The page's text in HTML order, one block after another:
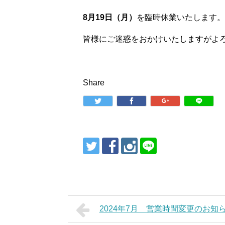
8月19日（月） を臨時休業いたします。
皆様にご迷惑をおかけいたしますがよ
Share
2024年7月 営業時間変更のお知